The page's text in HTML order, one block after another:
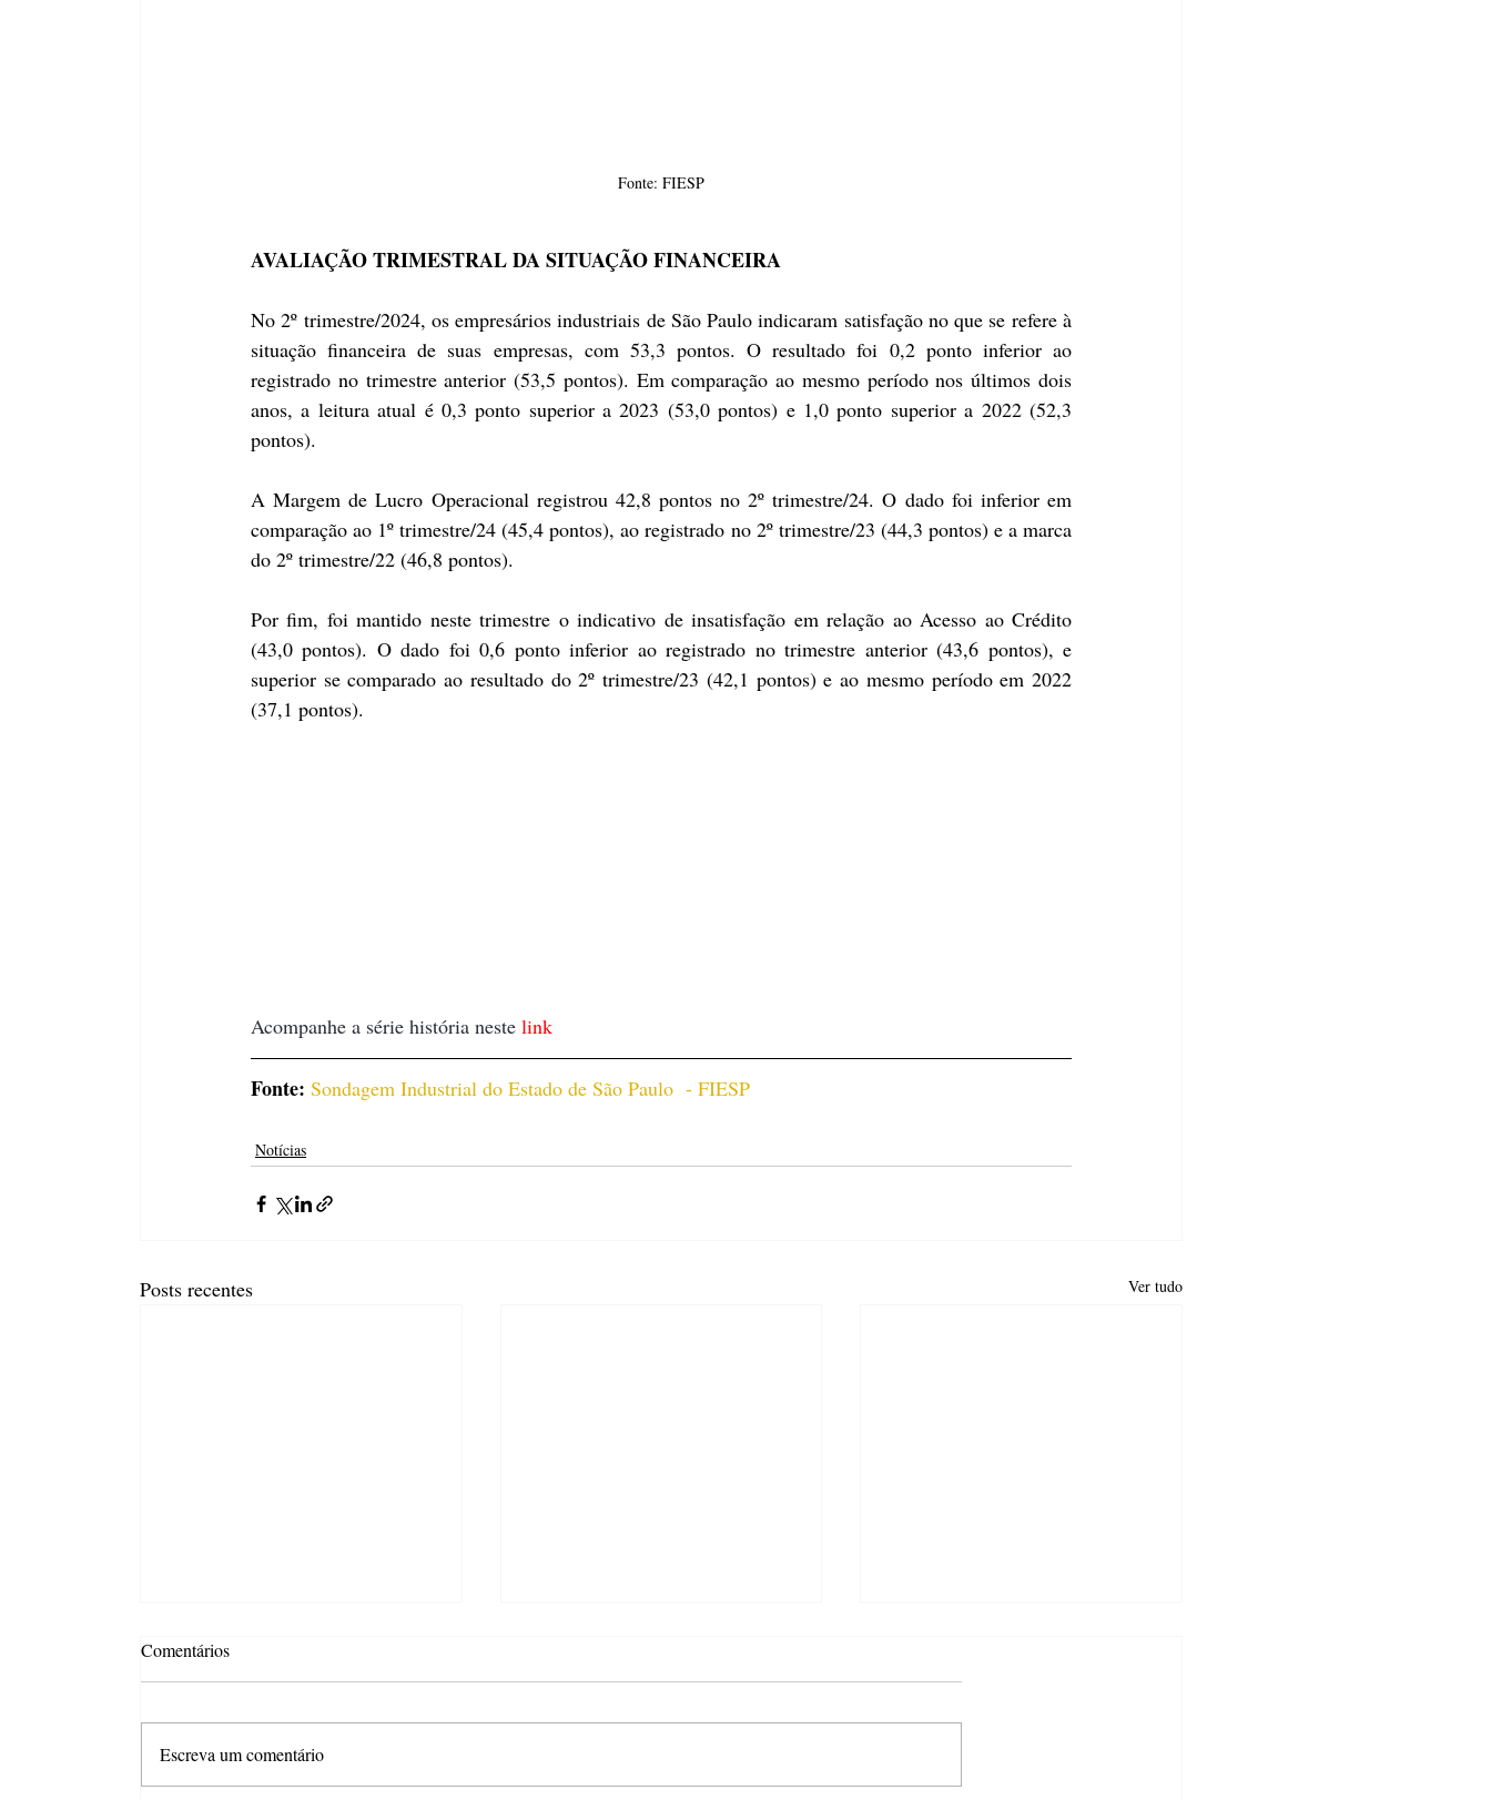
Fonte: FIESP
AVALIAÇÃO TRIMESTRAL DA SITUAÇÃO FINANCEIRA
No 2º trimestre/2024, os empresários industriais de São Paulo indicaram satisfação no que se refere à
situação financeira de suas empresas, com 53,3 pontos. O resultado foi 0,2 ponto inferior ao
registrado no trimestre anterior (53,5 pontos). Em comparação ao mesmo período nos últimos dois
anos, a leitura atual é 0,3 ponto superior a 2023 (53,0 pontos) e 1,0 ponto superior a 2022 (52,3
pontos).
A Margem de Lucro Operacional registrou 42,8 pontos no 2º trimestre/24. O dado foi inferior em
comparação ao 1º trimestre/24 (45,4 pontos), ao registrado no 2º trimestre/23 (44,3 pontos) e a marca
do 2º trimestre/22 (46,8 pontos).
Por fim, foi mantido neste trimestre o indicativo de insatisfação em relação ao Acesso ao Crédito
(43,0 pontos). O dado foi 0,6 ponto inferior ao registrado no trimestre anterior (43,6 pontos), e
superior se comparado ao resultado do 2º trimestre/23 (42,1 pontos) e ao mesmo período em 2022
(37,1 pontos).
Acompanhe a série história neste link
Fonte: Sondagem Industrial do Estado de São Paulo  - FIESP
Notícias
Posts recentes Ver tudo
Comentários
Escreva um comentário